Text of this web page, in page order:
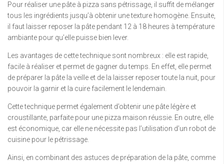
Pour réaliser une pâte à pizza sans pétrissage, il suffit de mélanger
tous les ingrédients jusqu’à obtenir une texture homogène. Ensuite,
il faut laisser reposer la pâte pendant 12 à 18 heures à température
ambiante pour qu’elle puisse bien lever.
Les avantages de cette technique sont nombreux : elle est rapide,
facile à réaliser et permet de gagner du temps. En effet, elle permet
de préparer la pâte la veille et de la laisser reposer toute la nuit, pour
pouvoir la garnir et la cuire facilement le lendemain.
Cette technique permet également d’obtenir une pâte légère et
croustillante, parfaite pour une pizza maison réussie. En outre, elle
est économique, car elle ne nécessite pas l’utilisation d’un robot de
cuisine pour le pétrissage.
Ainsi, en combinant des astuces de préparation de la pâte, comme